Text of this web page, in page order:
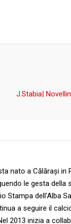
J.Stabia|
nato a Călărași in
le gesta della
Stampa dell'Alba
a seguire il
2013 inizia a